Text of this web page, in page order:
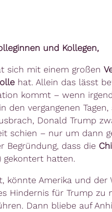
und Kollegen,
sich mit einem großen
hat. Allein das lässt
kommt – wenn
den vergangenen Tagen,
Donald Trump
schien – nur um dann
Begründung, dass die
gekontert hatten.
könnte Amerika und der
Hindernis für Trump zu
Dann bliebe auf